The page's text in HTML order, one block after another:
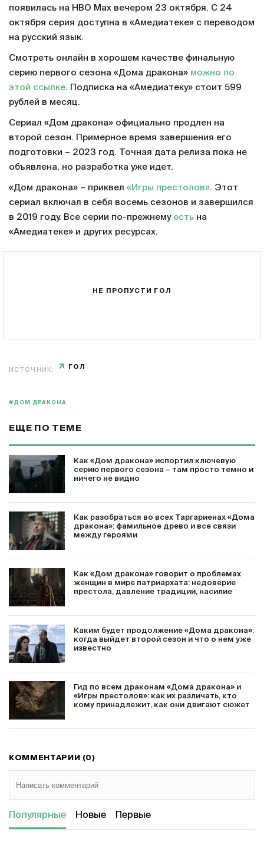
появилась на HBO Max вечером 23 октября. С 24
октября серия доступна в «Амедиатеке» с переводом
на русский язык.
Смотреть онлайн в хорошем качестве финальную
серию первого сезона «Дома дракона» можно по
этой ссылке. Подписка на «Амедиатеку» стоит 599
рублей в месяц.
Сериал «Дом дракона» официально продлен на
второй сезон. Примерное время завершения его
подготовки – 2023 год. Точная дата релиза пока не
объявлена, но разработка уже идет.
«Дом дракона» – приквел «Игры престолов». Этот
сериал включал в себя восемь сезонов и завершился
в 2019 году. Все серии по-прежнему есть на
«Амедиатеке» и других ресурсах.
НЕ ПРОПУСТИ ГОЛ
ИСТОЧНИК: ГОЛ
#ДОМ ДРАКОНА
ЕЩЕ ПО ТЕМЕ
Как «Дом дракона» испортил ключевую
серию первого сезона – там просто темно и
ничего не видно
Как разобраться во всех Таргариенах «Дома
дракона»: фамильное древо и все связи
между героями
Как «Дом дракона» говорит о проблемах
женщин в мире патриархата: недоверие
престола, давление традиций, насилие
Каким будет продолжение «Дома дракона»:
когда выйдет второй сезон и что о нем уже
известно
Гид по всем драконам «Дома дракона» и
«Игры престолов»: как их различать, кто
кому принадлежит, как они двигают сюжет
КОММЕНТАРИИ (0)
Популярные Новые Первые